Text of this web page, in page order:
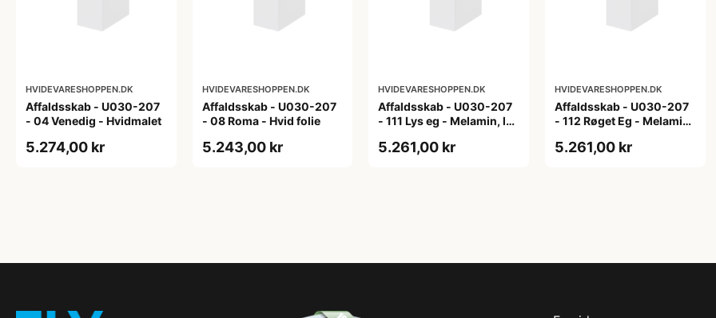
HVIDEVARESHOPPEN.DK
Affaldsskab - U030-207
- 04 Venedig - Hvidmalet
5.274,00 kr
HVIDEVARESHOPPEN.DK
Affaldsskab - U030-207
- 08 Roma - Hvid folie
5.243,00 kr
HVIDEVARESHOPPEN.DK
Affaldsskab - U030-207
- 111 Lys eg - Melamin, lys
5.261,00 kr
HVIDEVARESHOPPEN.DK
Affaldsskab - U030-207
- 112 Røget Eg - Melamin,
5.261,00 kr